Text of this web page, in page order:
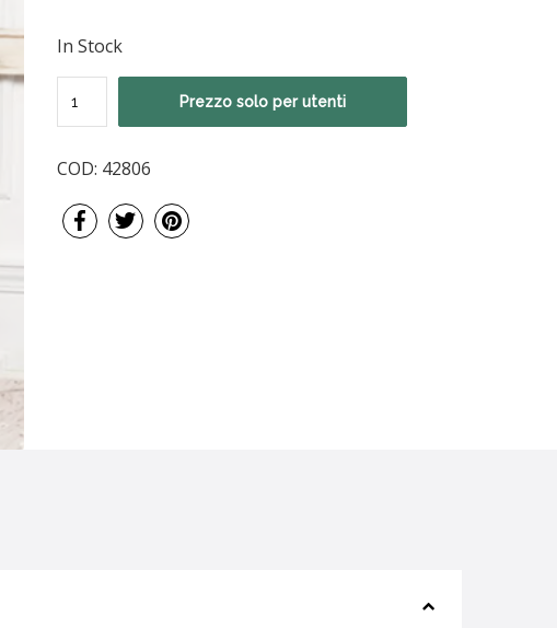
In Stock
Prezzo solo per utenti
COD: 42806